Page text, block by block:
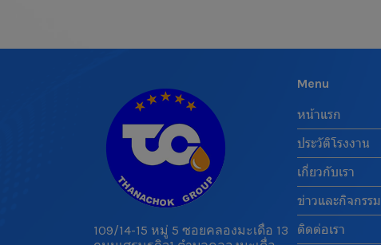
109/14-15 หมู่ 5 ซอยคลองมะเดื่อ 13
Menu
หน้าแรก
ประวัติโรงงาน
เกี่ยวกับเรา
ข่าวและกิจกรรม
ติดต่อเรา